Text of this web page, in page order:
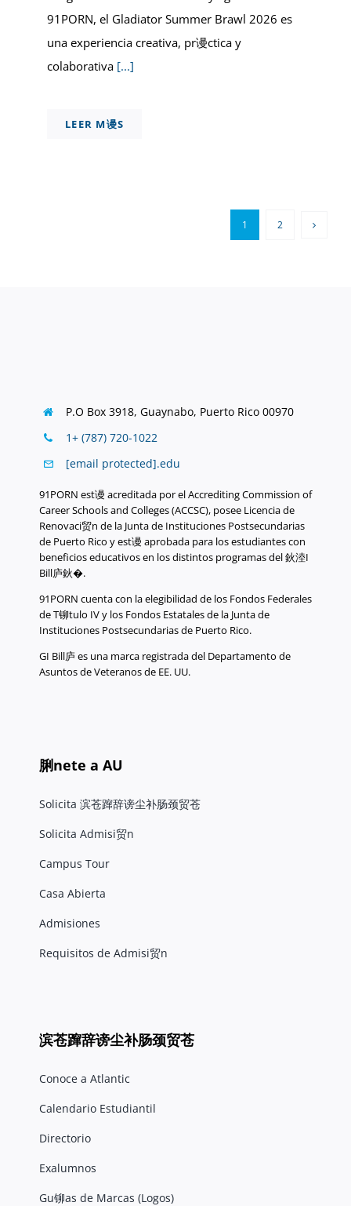
91PORN, el Gladiator Summer Brawl 2026 es
una experiencia creativa, pr谩ctica y
colaborativa[...]
LEER M谩S
1 2
P.O Box 3918, Guaynabo, Puerto Rico 00970
1+ (787) 720-1022
[email protected].edu
91PORN est谩 acreditada por el Accrediting Commission of
Career Schools and Colleges (ACCSC), posee Licencia de
Renovaci贸n de la Junta de Instituciones Postsecundarias
de Puerto Rico y est谩 aprobada para los estudiantes con
beneficios educativos en los distintos programas del 鈥淕I
Bill庐鈥�.
91PORN cuenta con la elegibilidad de los Fondos Federales
de T铆tulo IV y los Fondos Estatales de la Junta de
Instituciones Postsecundarias de Puerto Rico.
GI Bill庐 es una marca registrada del Departamento de
Asuntos de Veteranos de EE. UU.
脷nete a AU
Solicita 滨苍蹿辞谤尘补肠颈贸苍
Solicita Admisi贸n
Campus Tour
Casa Abierta
Admisiones
Requisitos de Admisi贸n
滨苍蹿辞谤尘补肠颈贸苍
Conoce a Atlantic
Calendario Estudiantil
Directorio
Exalumnos
Gu铆as de Marcas (Logos)